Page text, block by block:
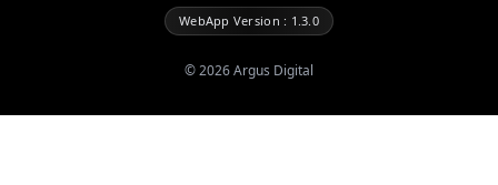
WebApp Version : 1.3.0
©2026Argus Digital